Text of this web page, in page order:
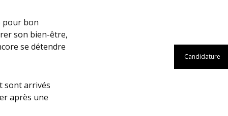
pour bon
son bien-être,
se détendre
sont arrivés
après une
Candidature